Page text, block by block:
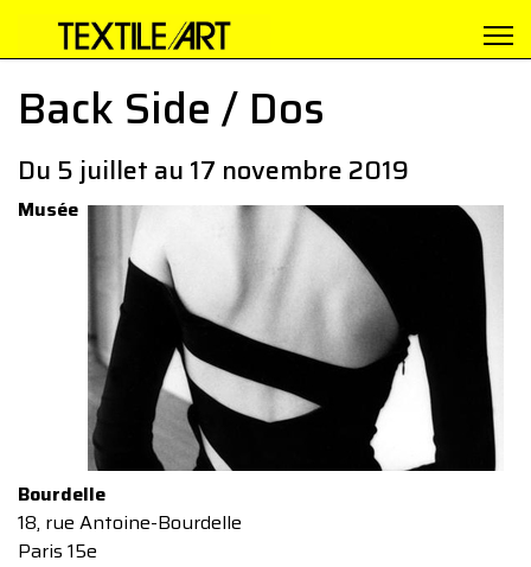
Back Side / Dos
Du 5 juillet au 17 novembre 2019
Musée
Bourdelle
18, rue Antoine-Bourdelle
Paris 15e